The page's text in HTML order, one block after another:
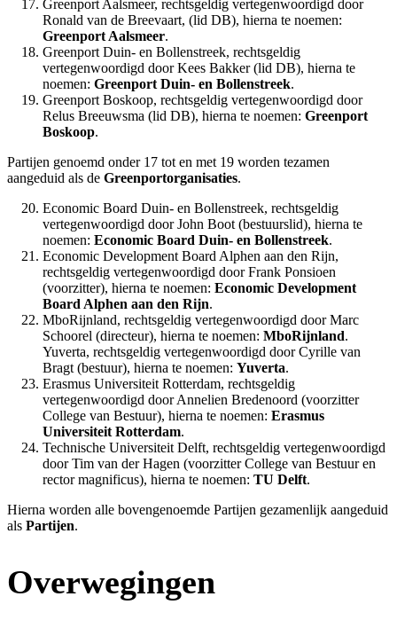
Greenport Aalsmeer, rechtsgeldig vertegenwoordigd door
Ronald van de Breevaart, (lid DB), hierna te noemen:
Greenport Aalsmeer.
Greenport Duin- en Bollenstreek, rechtsgeldig
vertegenwoordigd door Kees Bakker (lid DB), hierna te
noemen: Greenport Duin- en Bollenstreek.
Greenport Boskoop, rechtsgeldig vertegenwoordigd door
Relus Breeuwsma (lid DB), hierna te noemen: Greenport
Boskoop.
Partijen genoemd onder 17 tot en met 19 worden tezamen
aangeduid als de Greenportorganisaties.
Economic Board Duin- en Bollenstreek, rechtsgeldig
vertegenwoordigd door John Boot (bestuurslid), hierna te
noemen: Economic Board Duin- en Bollenstreek.
Economic Development Board Alphen aan den Rijn,
rechtsgeldig vertegenwoordigd door Frank Ponsioen
(voorzitter), hierna te noemen: Economic Development
Board Alphen aan den Rijn.
MboRijnland, rechtsgeldig vertegenwoordigd door Marc
Schoorel (directeur), hierna te noemen: MboRijnland.
Yuverta, rechtsgeldig vertegenwoordigd door Cyrille van
Bragt (bestuur), hierna te noemen: Yuverta.
Erasmus Universiteit Rotterdam, rechtsgeldig
vertegenwoordigd door Annelien Bredenoord (voorzitter
College van Bestuur), hierna te noemen: Erasmus
Universiteit Rotterdam.
Technische Universiteit Delft, rechtsgeldig vertegenwoordigd
door Tim van der Hagen (voorzitter College van Bestuur en
rector magnificus), hierna te noemen: TU Delft.
Hierna worden alle bovengenoemde Partijen gezamenlijk aangeduid
als Partijen.
Overwegingen